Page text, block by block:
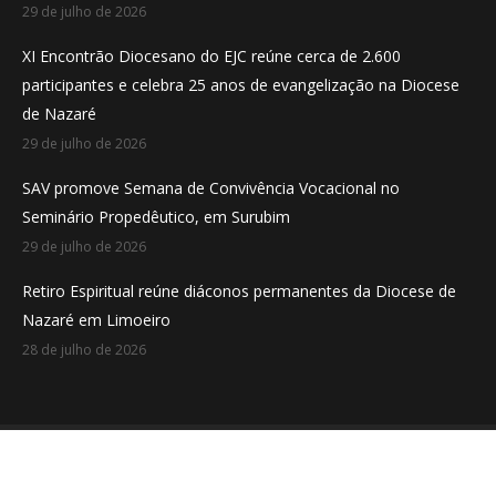
29 de julho de 2026
XI Encontrão Diocesano do EJC reúne cerca de 2.600
participantes e celebra 25 anos de evangelização na Diocese
de Nazaré
29 de julho de 2026
SAV promove Semana de Convivência Vocacional no
Seminário Propedêutico, em Surubim
29 de julho de 2026
Retiro Espiritual reúne diáconos permanentes da Diocese de
Nazaré em Limoeiro
28 de julho de 2026